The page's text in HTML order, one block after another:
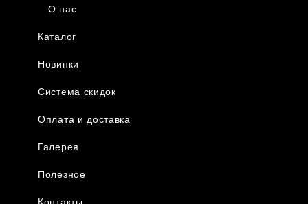
О нас
Каталог
Новинки
Система скидок
Оплата и доставка
Галерея
Полезное